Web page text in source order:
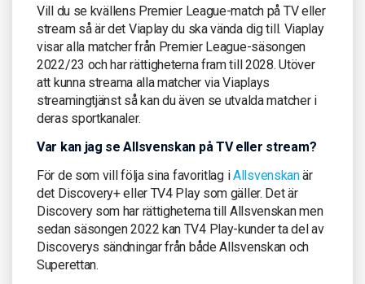
Vill du se kvällens Premier League-match på TV eller
stream så är det Viaplay du ska vända dig till. Viaplay
visar alla matcher från Premier League-säsongen
2022/23 och har rättigheterna fram till 2028. Utöver
att kunna streama alla matcher via Viaplays
streamingtjänst så kan du även se utvalda matcher i
deras sportkanaler.
Var kan jag se Allsvenskan på TV eller stream?
För de som vill följa sina favoritlag iAllsvenskanär
det Discovery+ eller TV4 Play som gäller. Det är
Discovery som har rättigheterna till Allsvenskan men
sedan säsongen 2022 kan TV4 Play-kunder ta del av
Discoverys sändningar från både Allsvenskan och
Superettan.